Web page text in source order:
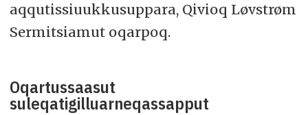
aqqutissiuukkusuppara, Qivioq Løvstrøm
Sermitsiamut oqarpoq.
Oqartussaasut
suleqatigilluarneqassapput